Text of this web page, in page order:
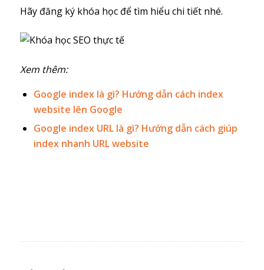
Hãy đăng ký khóa học để tìm hiểu chi tiết nhé.
Xem thêm:
Google index là gì? Hướng dẫn cách index
website lên Google
Google index URL là gì? Hướng dẫn cách giúp
index nhanh URL website